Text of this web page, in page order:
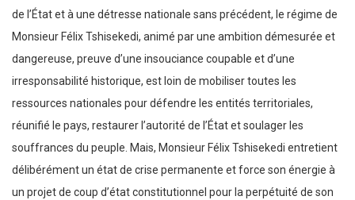
de l’État et à une détresse nationale sans précédent, le régime de
Monsieur Félix Tshisekedi, animé par une ambition démesurée et
dangereuse, preuve d’une insouciance coupable et d’une
irresponsabilité historique, est loin de mobiliser toutes les
ressources nationales pour défendre les entités territoriales,
réunifié le pays, restaurer l’autorité de l’État et soulager les
souffrances du peuple. Mais, Monsieur Félix Tshisekedi entretient
délibérément un état de crise permanente et force son énergie à
un projet de coup d’état constitutionnel pour la perpétuité de son